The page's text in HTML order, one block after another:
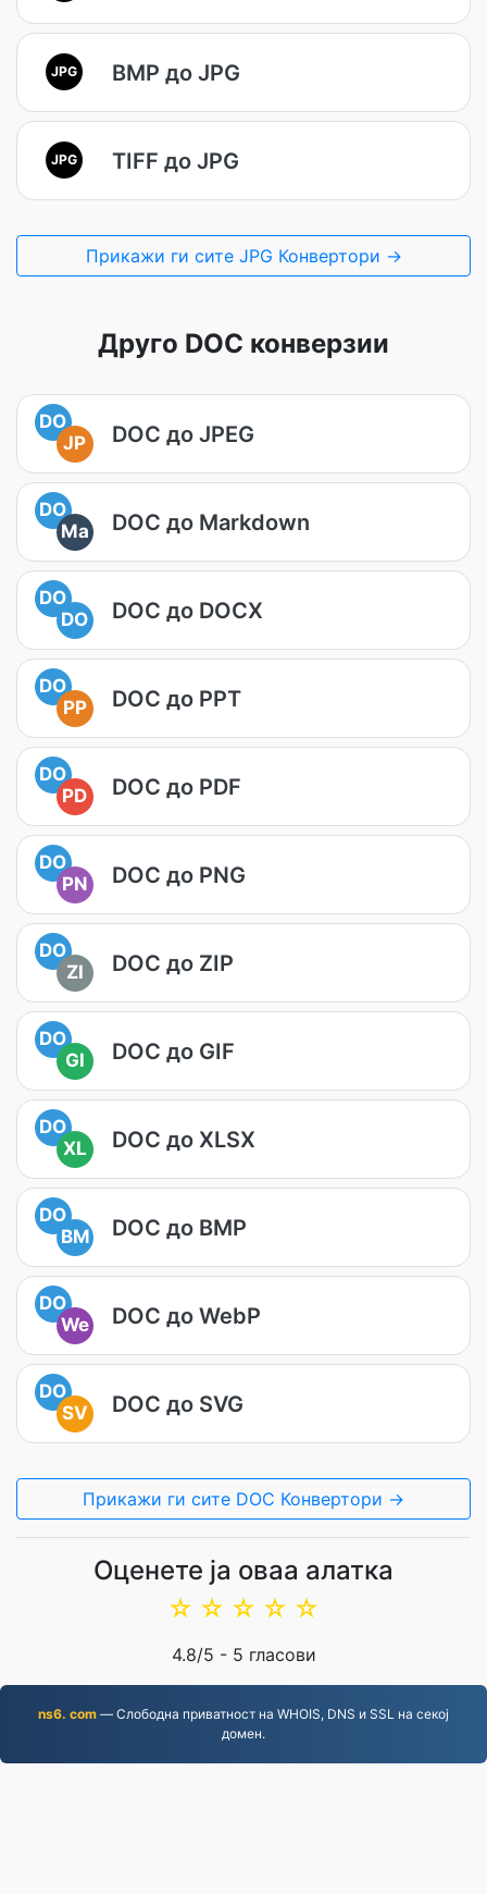
JPG BMP до JPG
JPG TIFF до JPG
Прикажи ги сите JPG Конвертори →
Друго DOC конверзии
DO
JP
DOC до JPEG
DO
Ma
DOC до Markdown
DO
DO
DOC до DOCX
DO
PP
DOC до PPT
DO
PD
DOC до PDF
DO
PN
DOC до PNG
DO
ZI
DOC до ZIP
DO
GI
DOC до GIF
DO
XL
DOC до XLSX
DO
BM
DOC до BMP
DO
We
DOC до WebP
DO
SV
DOC до SVG
Прикажи ги сите DOC Конвертори →
Оценете ја оваа алатка
☆
☆
☆
☆
☆
4.8/5 - 5 гласови
ns6. com — Слободна приватност на WHOIS, DNS и SSL на секој
домен.